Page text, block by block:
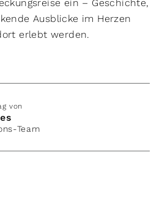
ein – Geschichte,
Ausblicke im Herzen
erlebt werden.
von
Team